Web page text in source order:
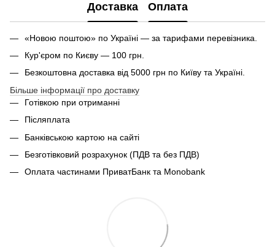
Доставка Оплата
«Новою поштою» по Україні — за тарифами перевізника.
Кур'єром по Києву — 100 грн.
Безкоштовна доставка від 5000 грн по Київу та Україні.
Більше інформації про доставку
Готівкою при отриманні
Післяплата
Банківською картою на сайті
Безготівковий розрахунок (ПДВ та без ПДВ)
Оплата частинами ПриватБанк та Monobank